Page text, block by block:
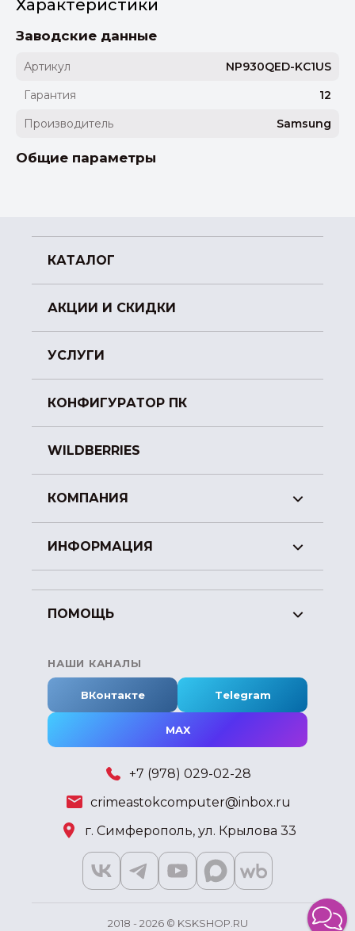
Характеристики
Заводские данные
Артикул
NP930QED-KC1US
Гарантия
12
Производитель
Samsung
Общие параметры
КАТАЛОГ
АКЦИИ И СКИДКИ
УСЛУГИ
КОНФИГУРАТОР ПК
WILDBERRIES
КОМПАНИЯ
ИНФОРМАЦИЯ
ПОМОЩЬ
НАШИ КАНАЛЫ
ВКонтакте Telegram
MAX
+7 (978) 029-02-28
crimeastokcomputer@inbox.ru
г. Симферополь, ул. Крылова 33
2018 - 2026 © KSKSHOP.RU